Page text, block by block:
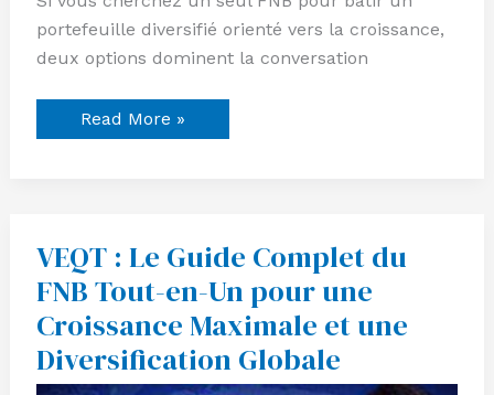
portefeuille diversifié orienté vers la croissance,
deux options dominent la conversation
Read More »
VEQT : Le Guide Complet du
FNB Tout-en-Un pour une
Croissance Maximale et une
Diversification Globale
VEQT
:
Le
Guide
Complet
du
FNB
Tout-
en-